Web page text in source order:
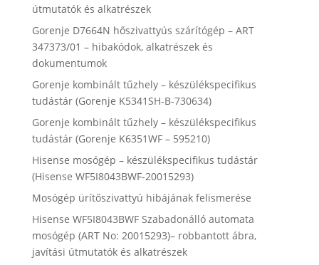
útmutatók és alkatrészek
Gorenje D7664N hőszivattyús szárítógép – ART
347373/01 – hibakódok, alkatrészek és
dokumentumok
Gorenje kombinált tűzhely – készülékspecifikus
tudástár (Gorenje K5341SH-B-730634)
Gorenje kombinált tűzhely – készülékspecifikus
tudástár (Gorenje K6351WF – 595210)
Hisense mosógép – készülékspecifikus tudástár
(Hisense WF5I8043BWF-20015293)
Mosógép ürítőszivattyú hibájának felismerése
Hisense WF5I8043BWF Szabadonálló automata
mosógép (ART No: 20015293)– robbantott ábra,
javítási útmutatók és alkatrészek